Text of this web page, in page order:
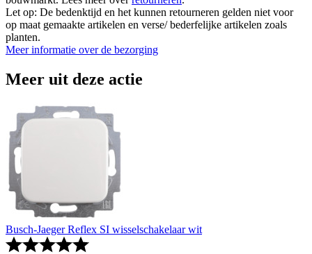
Let op: De bedenktijd en het kunnen retourneren gelden niet voor
op maat gemaakte artikelen en verse/ bederfelijke artikelen zoals
planten.
Meer informatie over de bezorging
Meer uit deze actie
Busch-Jaeger Reflex SI wisselschakelaar wit